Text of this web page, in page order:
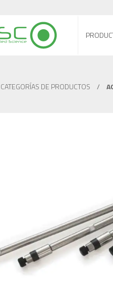
CATEGORÍAS DE PRODUCTOS /